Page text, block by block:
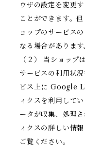
ウザの設定を変更
ことができます。
ョップのサービス
なる場合があります
（２） 当ショップ
サービスの利用状
ビス上に Google
ィクスを利用して
ータが収集、処理
ィクスの詳しい情
ご覧ください。